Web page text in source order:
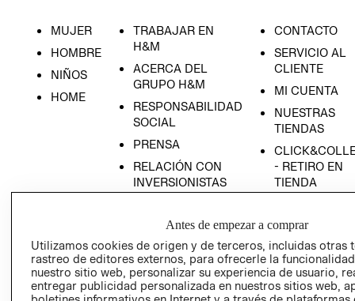
MUJER
HOMBRE
NIÑOS
HOME
TRABAJAR EN
H&M
ACERCA DEL
GRUPO H&M
RESPONSABILIDAD
SOCIAL
PRENSA
RELACIÓN CON
INVERSIONISTAS
EMPRESARIAL
CONTACTO
SERVICIO AL
CLIENTE
MI CUENTA
NUESTRAS
TIENDAS
- RETIRO EN
TIENDA
CONDICIONES
AVISO DE
PRIVACIDAD
GIFT CARD
Antes de empezar a comprar
Utilizamos cookies de origen y de terceros, incluidas otras
rastreo de editores externos, para ofrecerle la
nuestro sitio web, personalizar su experiencia de usuario,
entregar publicidad personalizada en nuestros sitios web,